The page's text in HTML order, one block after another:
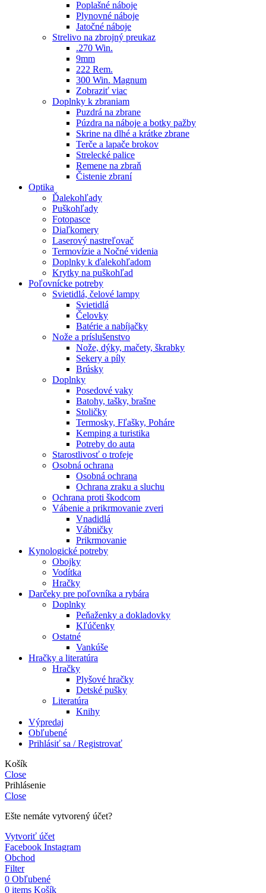
Poplašné náboje
Plynovné náboje
Jatočné náboje
Strelivo na zbrojný preukaz
.270 Win.
9mm
222 Rem.
300 Win. Magnum
Zobraziť viac
Doplnky k zbraniam
Puzdrá na zbrane
Púzdra na náboje a botky pažby
Skrine na dlhé a krátke zbrane
Terče a lapače brokov
Strelecké palice
Remene na zbraň
Čistenie zbraní
Optika
Ďalekohľady
Puškohľady
Fotopasce
Diaľkomery
Laserový nastreľovač
Termovízie a Nočné videnia
Doplnky k ďalekohľadom
Krytky na puškohľad
Poľovnícke potreby
Svietidlá, čelové lampy
Svietidlá
Čelovky
Batérie a nabíjačky
Nože a príslušenstvo
Nože, dýky, mačety, škrabky
Sekery a píly
Brúsky
Doplnky
Posedové vaky
Batohy, tašky, brašne
Stoličky
Termosky, Fľašky, Poháre
Kemping a turistika
Potreby do auta
Starostlivosť o trofeje
Osobná ochrana
Osobná ochrana
Ochrana zraku a sluchu
Ochrana proti škodcom
Vábenie a prikrmovanie zveri
Vnadidlá
Vábničky
Prikrmovanie
Kynologické potreby
Obojky
Vodítka
Hračky
Darčeky pre poľovníka a rybára
Doplnky
Peňaženky a dokladovky
Kľúčenky
Ostatné
Vankúše
Hračky a literatúra
Hračky
Plyšové hračky
Detské pušky
Literatúra
Knihy
Výpredaj
Obľubené
Prihlásiť sa / Registrovať
Košík
Close
Prihlásenie
Close
Ešte nemáte vytvorený účet?
Vytvoriť účet
Facebook Instagram
Obchod
Filter
0 Obľubené
0 items Košík